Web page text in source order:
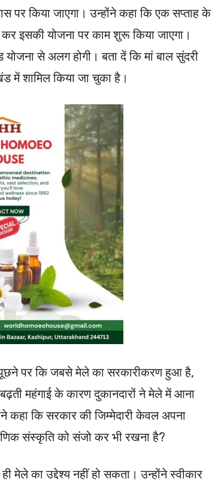
पर किया जाएगा। उन्होंने कहा कि एक सप्ताह के
इसकी योजना पर काम शुरू किया जाएगा।
से अलग होगी। बता दें कि मां बाल सुंदरी
में शामिल किया जा चुका है।
पूछने पर कि जबसे मेले का सरकारीकरण हुआ है,
महंगाई के कारण दुकानदारों ने मेले में आना
कहा कि सरकार की जिम्मेदारी केवल अपना
संस्कृति को संजो कर भी रखना है?
मेले का उद्देश्य नहीं हो सकता। उन्होंने स्वीकार